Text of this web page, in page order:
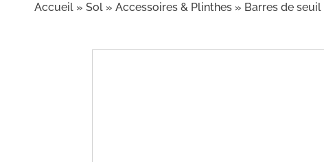
Accueil » Sol » Accessoires & Plinthes » Barres de seuil